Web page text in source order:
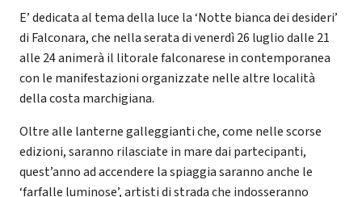
E’ dedicata al tema della luce la ‘Notte bianca dei desideri’
di Falconara, che nella serata di venerdì 26 luglio dalle 21
alle 24 animerà il litorale falconarese in contemporanea
con le manifestazioni organizzate nelle altre località
della costa marchigiana.
Oltre alle lanterne galleggianti che, come nelle scorse
edizioni, saranno rilasciate in mare dai partecipanti,
quest’anno ad accendere la spiaggia saranno anche le
‘farfalle luminose’, artisti di strada che indosseranno